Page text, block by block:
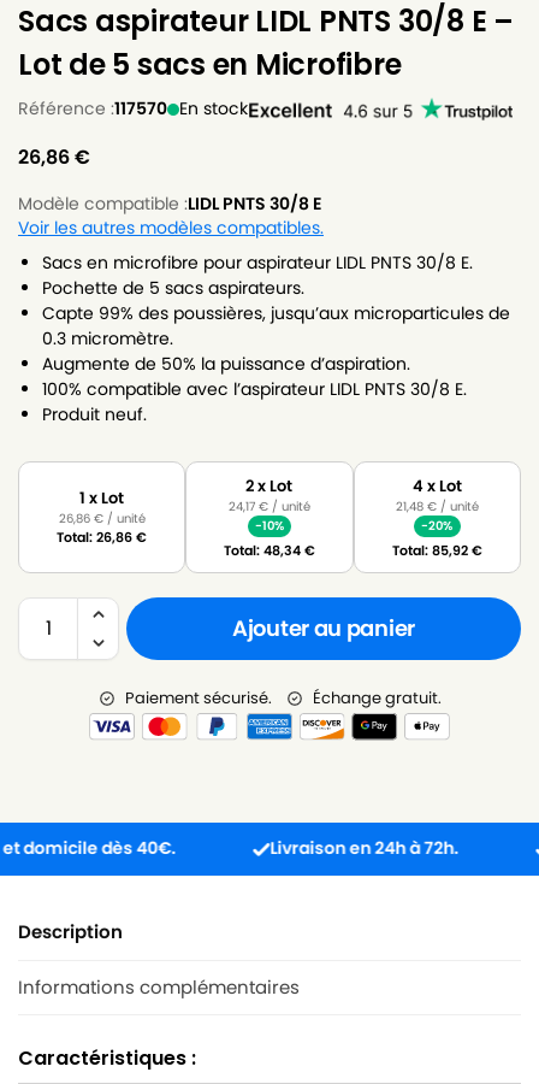
Sacs aspirateur LIDL PNTS 30/8 E –
Lot de 5 sacs en Microfibre
Référence :117570 En stock
26,86€
Modèle compatible :LIDL PNTS 30/8 E
Voir les autres modèles compatibles.
Sacs en microfibre pour aspirateur LIDL PNTS 30/8 E.
Pochette de 5 sacs aspirateurs.
Capte 99% des poussières, jusqu’aux microparticules de
0.3 micromètre.
Augmente de 50% la puissance d’aspiration.
100% compatible avec l’aspirateur LIDL PNTS 30/8 E.
Produit neuf.
1 x Lot
26,86 €/ unité
Total:26,86€
2 x Lot
24,17 €/ unité
-10%
Total:48,34€
4 x Lot
21,48 €/ unité
-20%
Total:85,92€
Ajouter au panier
Paiement sécurisé. Échange gratuit.
dès 40€. Livraison en 24h à 72h.
Description
Informations complémentaires
Caractéristiques :